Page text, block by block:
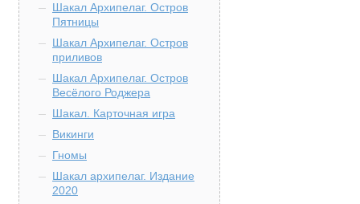
Шакал Архипелаг. Остров
Пятницы
Шакал Архипелаг. Остров
приливов
Шакал Архипелаг. Остров
Весёлого Роджера
Шакал. Карточная игра
Викинги
Гномы
Шакал архипелаг. Издание
2020